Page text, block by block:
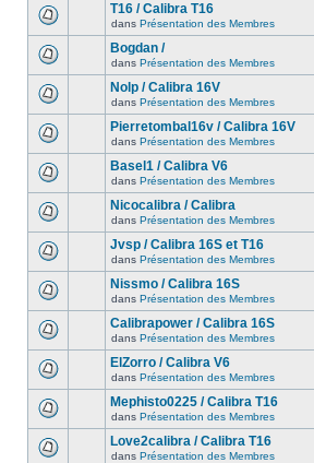
T16 / Calibra T16
dans Présentation des Membres
Bogdan /
dans Présentation des Membres
Nolp / Calibra 16V
dans Présentation des Membres
Pierretombal16v / Calibra 16V
dans Présentation des Membres
Basel1 / Calibra V6
dans Présentation des Membres
Nicocalibra / Calibra
dans Présentation des Membres
Jvsp / Calibra 16S et T16
dans Présentation des Membres
Nissmo / Calibra 16S
dans Présentation des Membres
Calibrapower / Calibra 16S
dans Présentation des Membres
ElZorro / Calibra V6
dans Présentation des Membres
Mephisto0225 / Calibra T16
dans Présentation des Membres
Love2calibra / Calibra T16
dans Présentation des Membres